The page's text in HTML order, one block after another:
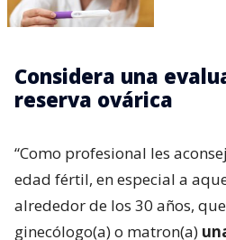
Considera una
reserva ovárica
“Como profesional les
edad fértil, en especial a
alrededor de los 30 años,
ginecólogo(a) o matron(a)